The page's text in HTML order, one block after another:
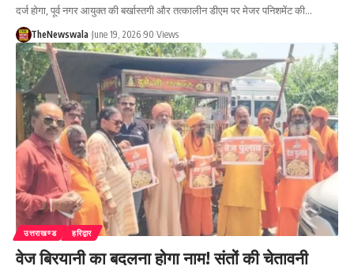
दर्ज होगा, पूर्व नगर आयुक्त की बर्खास्तगी और तत्कालीन डीएम पर मेजर पनिशमेंट की…
TheNewswala June 19, 2026 90 Views
उत्तराखण्ड हरिद्वार
वेज बिरयानी का बदलना होगा नाम! संतों की चेतावनी